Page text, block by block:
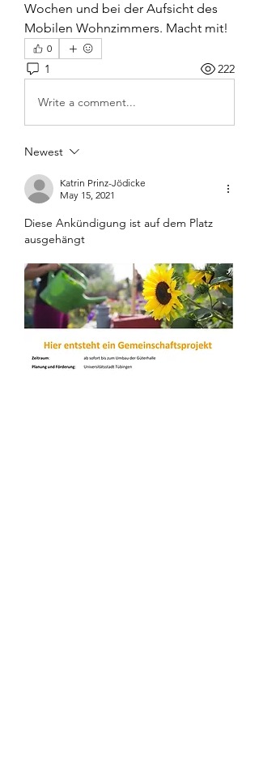
Wochen und bei der Aufsicht des
Mobilen Wohnzimmers. Macht mit!
0
1 222
Write a comment...
Newest
Katrin Prinz-Jödicke
May 15, 2021
Diese Ankündigung ist auf dem Platz
ausgehängt